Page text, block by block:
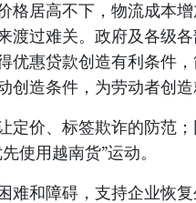
格居高不下，物流成本
渡过难关。政府及各级
优惠贷款创造有利条件
创造条件，为劳动者创造
定价、标签欺诈的防范
使用越南货”运动。
难和障碍，支持企业恢